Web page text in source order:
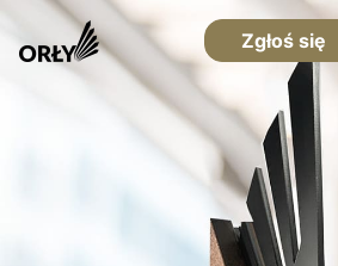
Zgłoś się